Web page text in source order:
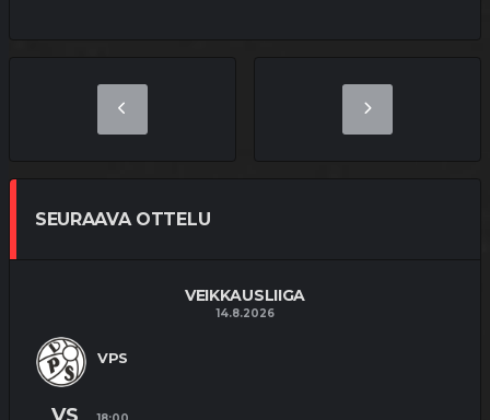
SEURAAVA OTTELU
VEIKKAUSLIIGA
14.8.2026
VPS